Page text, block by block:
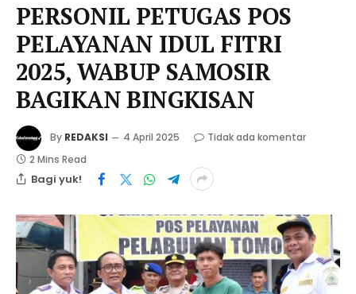
PERSONIL PETUGAS POS
PELAYANAN IDUL FITRI
2025, WABUP SAMOSIR
BAGIKAN BINGKISAN
By REDAKSI 4 April 2025
Tidak ada komentar
2 Mins Read
Bagi yuk!